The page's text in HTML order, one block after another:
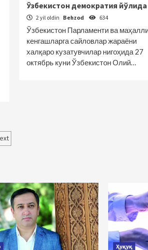
Ўзбекистон демократия йўлида
2 yil oldin Behzod 634
Ўзбекистон Парламенти ва
кенгашларга сайловлар жараёни
халқаро кузатувчилар нигоҳида 27
октябрь куни Ўзбекистон Олий…
Ҳуқуқ